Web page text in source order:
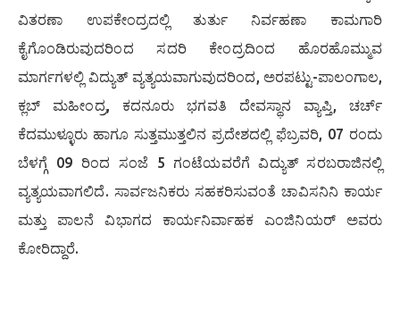
ವಿತರಣಾ ಉಪಕೇಂದ್ರದಲ್ಲಿ ತುರ್ತು ನಿರ್ವಹಣಾ ಕಾಮಗಾರಿ
ಕೈಗೊಂಡಿರುವುದರಿಂದ ಸದರಿ ಕೇಂದ್ರದಿಂದ ಹೊರಹೊಮ್ಮುವ
ಮಾರ್ಗಗಳಲ್ಲಿ ವಿದ್ಯುತ್ ವ್ಯತ್ಯಯವಾಗುವುದರಿಂದ, ಅರಪಟ್ಟು-ಪಾಲಂಗಾಲ,
ಕ್ಲಬ್ ಮಹೀಂದ್ರ, ಕದನೂರು ಭಗವತಿ ದೇವಸ್ಥಾನ ವ್ಯಾಪ್ತಿ, ಚರ್ಚ್
ಕೆದಮುಳ್ಳೂರು ಹಾಗೂ ಸುತ್ತಮುತ್ತಲಿನ ಪ್ರದೇಶದಲ್ಲಿ ಫೆಬ್ರವರಿ, 07 ರಂದು
ಬೆಳಗ್ಗೆ 09 ರಿಂದ ಸಂಜೆ 5 ಗಂಟೆಯವರೆಗೆ ವಿದ್ಯುತ್ ಸರಬರಾಜಿನಲ್ಲಿ
ವ್ಯತ್ಯಯವಾಗಲಿದೆ. ಸಾರ್ವಜನಿಕರು ಸಹಕರಿಸುವಂತೆ ಚಾವಿಸನಿನಿ ಕಾರ್ಯ
ಮತ್ತು ಪಾಲನೆ ವಿಭಾಗದ ಕಾರ್ಯನಿರ್ವಾಹಕ ಎಂಜಿನಿಯರ್ ಅವರು
ಕೋರಿದ್ದಾರೆ.